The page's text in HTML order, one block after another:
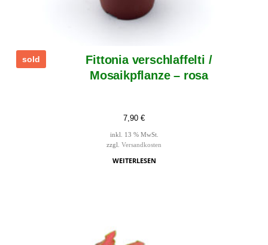
sold
Fittonia verschlaffelti /
Mosaikpflanze – rosa
7,90 €
inkl. 13 % MwSt.
zzgl. Versandkosten
WEITERLESEN